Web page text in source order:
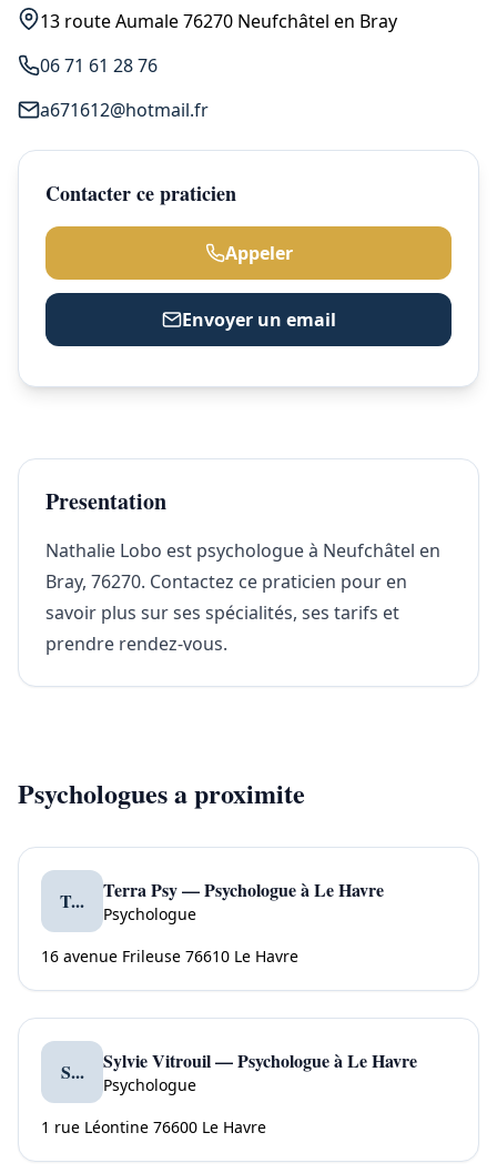
13 route Aumale 76270 Neufchâtel en Bray
06 71 61 28 76
a671612@hotmail.fr
Contacter ce praticien
Appeler
Envoyer un email
Presentation
Nathalie Lobo est psychologue à Neufchâtel en
Bray, 76270. Contactez ce praticien pour en
savoir plus sur ses spécialités, ses tarifs et
prendre rendez-vous.
Psychologues a proximite
T... Terra Psy — Psychologue à Le Havre
Psychologue
16 avenue Frileuse 76610 Le Havre
S... Sylvie Vitrouil — Psychologue à Le Havre
Psychologue
1 rue Léontine 76600 Le Havre